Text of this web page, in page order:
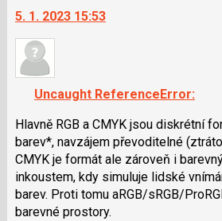
další
nový
názor.
navigaci
lze
použít
i
klávesy
N
pro
následující
5. 1. 2023 15:53
Uncaught ReferenceError:
Hlavně RGB a CMYK jsou diskrétní
barev*, navzájem převoditelné
CMYK je formát ale zároveň i
inkoustem, kdy simuluje lidské
barev. Proti tomu aRGB/sRGB/
barevné prostory.